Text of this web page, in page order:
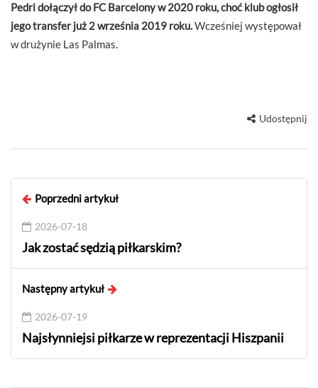
Pedri dołączył do FC Barcelony w 2020 roku, choć klub ogłosił
jego transfer już 2 września 2019 roku.Wcześniej występował
w drużynie Las Palmas.
Udostępnij
Poprzedni artykuł
2026-07-18
Jak zostać sędzią piłkarskim?
Następny artykuł
2026-07-19
Najsłynniejsi piłkarze w reprezentacji Hiszpanii